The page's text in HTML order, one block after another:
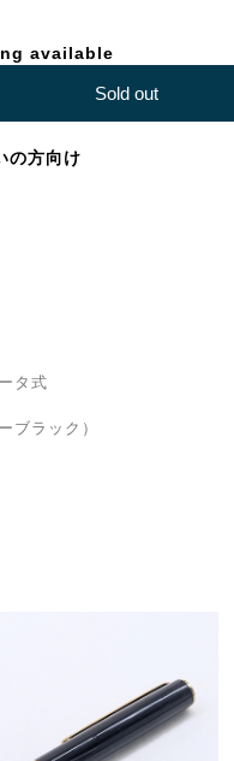
available
Sold out
の方向け
タ式
ラック）